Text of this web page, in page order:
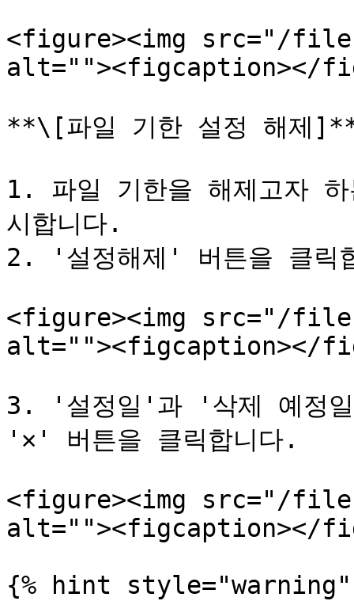
<figure><img src="/files/
alt=""><figcaption></
**\[파일 기한 설정 해제
1. 파일 기한을 해제고자
시합니다.
2. '설정해제' 버튼을 클릭
<figure><img src="/files/
alt=""><figcaption></
3. '설정일'과 '삭제 예정일
'✕' 버튼을 클릭합니다.
<figure><img src="/files/
alt=""><figcaption></
{% hint style="warning"